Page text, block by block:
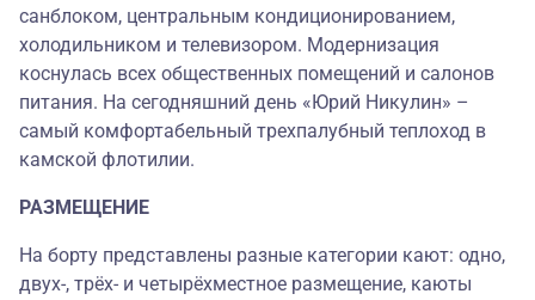
санблоком, центральным кондиционированием,
холодильником и телевизором. Модернизация
коснулась всех общественных помещений и салонов
питания. На сегодняшний день «Юрий Никулин» –
самый комфортабельный трехпалубный теплоход в
камской флотилии.
РАЗМЕЩЕНИЕ
На борту представлены разные категории кают: одно,
двух-, трёх- и четырёхместное размещение, каюты